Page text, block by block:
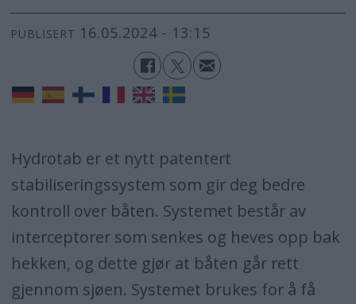
PUBLISERT 16.05.2024 - 13:15
Hydrotab er et nytt patentert
stabiliseringssystem som gir deg bedre
kontroll over båten. Systemet består av
interceptorer som senkes og heves opp bak
hekken, og dette gjør at båten går rett
gjennom sjøen. Systemet brukes for å få